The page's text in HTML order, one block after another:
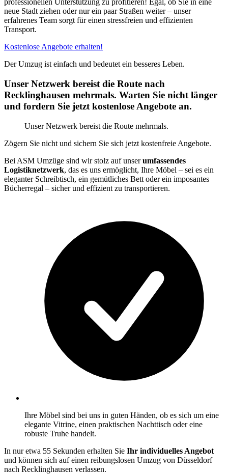
professionellen Unterstützung zu profitieren! Egal, ob Sie in eine
neue Stadt ziehen oder nur ein paar Straßen weiter – unser
erfahrenes Team sorgt für einen stressfreien und effizienten
Transport.
Kostenlose Angebote erhalten!
Der Umzug ist einfach und bedeutet ein besseres Leben.
Unser Netzwerk bereist die Route nach
Recklinghausen mehrmals. Warten Sie nicht länger
und fordern Sie jetzt kostenlose Angebote an.
Unser Netzwerk bereist die Route mehrmals.
Zögern Sie nicht und sichern Sie sich jetzt kostenfreie Angebote.
Bei ASM Umzüge sind wir stolz auf unserumfassendes
Logistiknetzwerk, das es uns ermöglicht, Ihre Möbel – sei es ein
eleganter Schreibtisch, ein gemütliches Bett oder ein imposantes
Bücherregal – sicher und effizient zu transportieren.
Ihre Möbel sind bei uns in guten Händen, ob es sich um eine
elegante Vitrine, einen praktischen Nachttisch oder eine
robuste Truhe handelt.
In nur etwa 55 Sekunden erhalten Sie Ihr individuelles Angebot
und können sich auf einen reibungslosen Umzug von Düsseldorf
nach Recklinghausen verlassen.